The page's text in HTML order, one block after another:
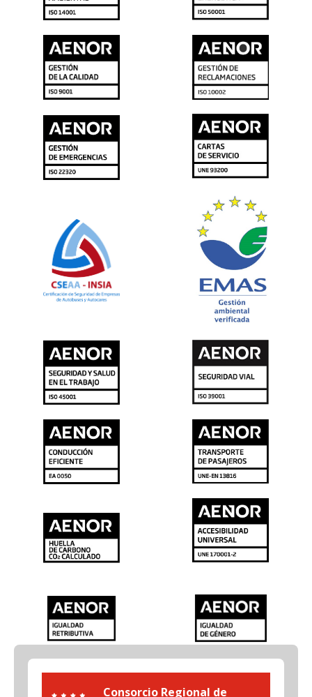
Consorcio Regional de